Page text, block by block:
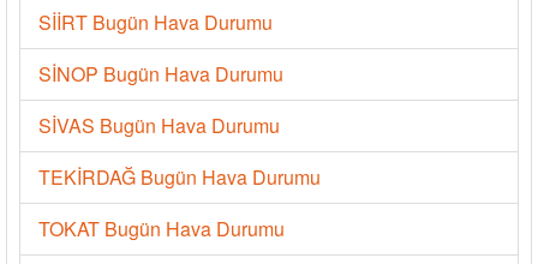
SİİRT Bugün Hava Durumu
SİNOP Bugün Hava Durumu
SİVAS Bugün Hava Durumu
TEKİRDAĞ Bugün Hava Durumu
TOKAT Bugün Hava Durumu